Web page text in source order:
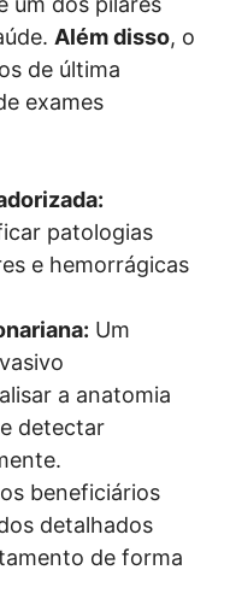
Além disso, o
de última
exames
patologias
e hemorrágicas
Um
a anatomia
detectar
beneficiários
detalhados
de forma